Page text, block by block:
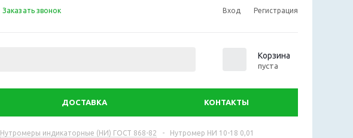
Заказать звонок Вход Регистрация
Корзина
пуста
ДОСТАВКА КОНТАКТЫ
Нутромеры индикаторные (НИ) ГОСТ 868-82 - Нутромер НИ 10-18 0,01